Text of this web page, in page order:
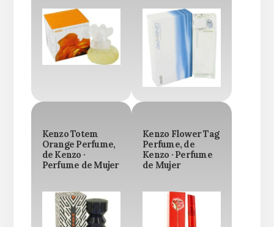
Kenzo Totem
Orange Perfume,
de Kenzo ·
Perfume de Mujer
Kenzo Flower Tag
Perfume, de
Kenzo · Perfume
de Mujer